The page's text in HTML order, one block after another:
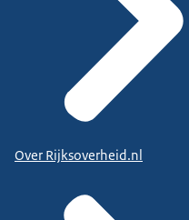
Over Rijksoverheid.nl